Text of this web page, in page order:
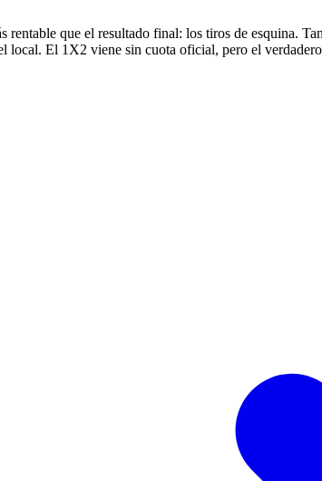
rentable que el resultado final: los tiros de esquina.
local. El 1X2 viene sin cuota oficial, pero el